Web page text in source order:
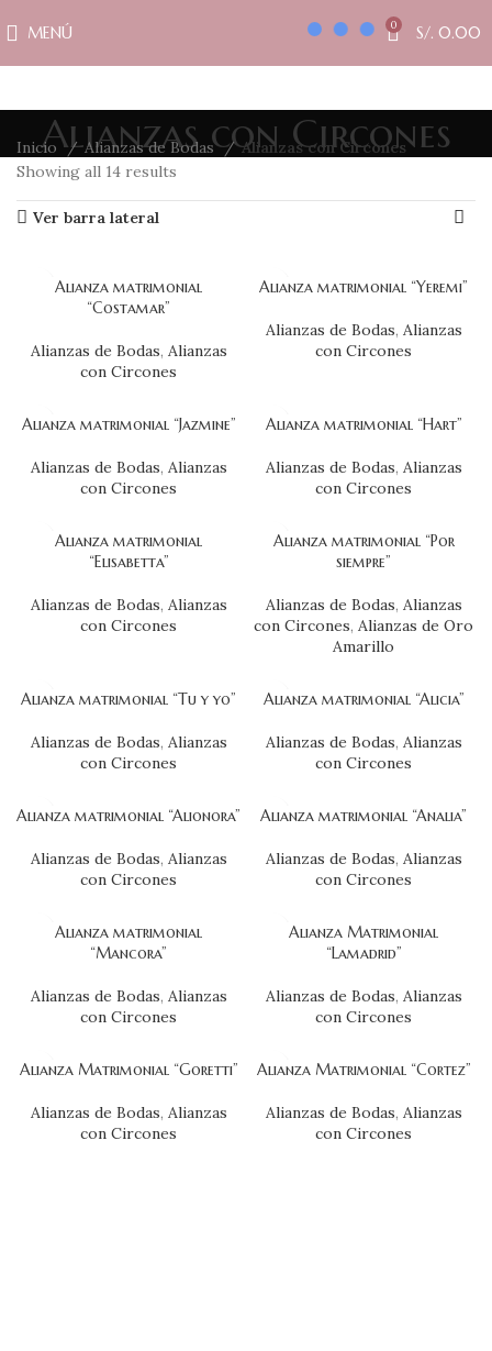
MENÚ 0 S/. 0.00
Alianzas con Circones
Inicio Alianzas de Bodas
Alianzas con Circones
Showing all 14 results
Ver barra lateral
Alianza matrimonial
“Costamar”
Alianzas de Bodas, Alianzas
con Circones
Alianza matrimonial “Yeremi”
Alianzas de Bodas, Alianzas
con Circones
Alianza matrimonial “Jazmine”
Alianzas de Bodas, Alianzas
con Circones
Alianza matrimonial “Hart”
Alianzas de Bodas, Alianzas
con Circones
Alianza matrimonial
“Elisabetta”
Alianzas de Bodas, Alianzas
con Circones
Alianza matrimonial “Por
siempre”
Alianzas de Bodas, Alianzas
con Circones, Alianzas de Oro
Amarillo
Alianza matrimonial “Tu y yo”
Alianzas de Bodas, Alianzas
con Circones
Alianza matrimonial “Alicia”
Alianzas de Bodas, Alianzas
con Circones
Alianza matrimonial “Alionora”
Alianzas de Bodas, Alianzas
con Circones
Alianza matrimonial “Analia”
Alianzas de Bodas, Alianzas
con Circones
Alianza matrimonial
“Mancora”
Alianzas de Bodas, Alianzas
con Circones
Alianza Matrimonial
“Lamadrid”
Alianzas de Bodas, Alianzas
con Circones
Alianza Matrimonial “Goretti”
Alianzas de Bodas, Alianzas
con Circones
Alianza Matrimonial “Cortez”
Alianzas de Bodas, Alianzas
con Circones